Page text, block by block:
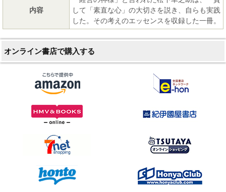
内容
して「素直な心」の大切さを説き、自らも実践
した。その考えのエッセンスを収録した一冊。
オンライン書店で購入する